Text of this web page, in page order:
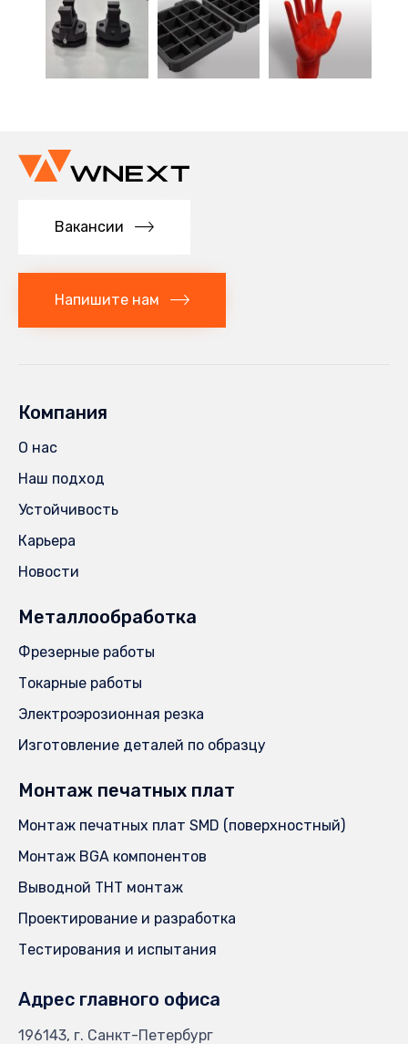
Вакансии
Напишите нам
Компания
О нас
Наш подход
Устойчивость
Карьера
Новости
Металлообработка
Фрезерные работы
Токарные работы
Электроэрозионная резка
Изготовление деталей по образцу
Монтаж печатных плат
Монтаж печатных плат SMD (поверхностный)
Монтаж BGA компонентов
Выводной THT монтаж
Проектирование и разработка
Тестирования и испытания
Адрес главного офиса
196143, г. Санкт-Петербург